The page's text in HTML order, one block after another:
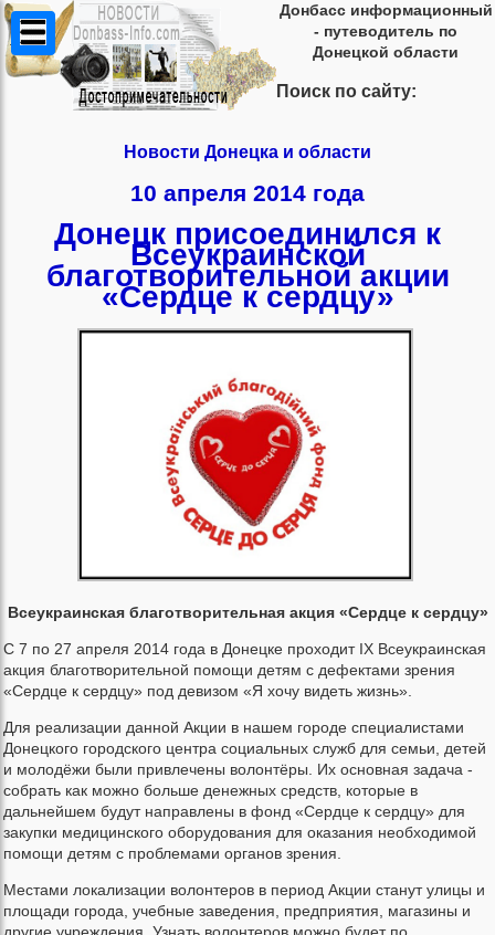
Донбасс информационный
- путеводитель по
Донецкой области
Поиск по сайту:
Новости Донецка и области
10 апреля 2014 года
Донецк присоединился к
Всеукраинской
благотворительной акции
«Сердце к сердцу»
Всеукраинская благотворительная акция «Сердце к сердцу»
С 7 по 27 апреля 2014 года в Донецке проходит IX Всеукраинская
акция благотворительной помощи детям с дефектами зрения
«Сердце к сердцу» под девизом «Я хочу видеть жизнь».
Для реализации данной Акции в нашем городе специалистами
Донецкого городского центра социальных служб для семьи, детей
и молодёжи были привлечены волонтёры. Их основная задача -
собрать как можно больше денежных средств, которые в
дальнейшем будут направлены в фонд «Сердце к сердцу» для
закупки медицинского оборудования для оказания необходимой
помощи детям с проблемами органов зрения.
Местами локализации волонтеров в период Акции станут улицы и
площади города, учебные заведения, предприятия, магазины и